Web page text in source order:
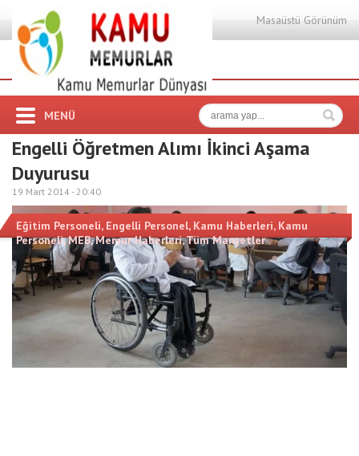
Masaüstü Görünüm
MENÜ
Engelli Öğretmen Alımı İkinci Aşama
Duyurusu
19 Mart 2014 -20:40
Eğitim Personeli, Engelli Personel, Kamu Haberleri, Kamu
Personeli,MEB,Memur Haberleri,Tüm Manşetler